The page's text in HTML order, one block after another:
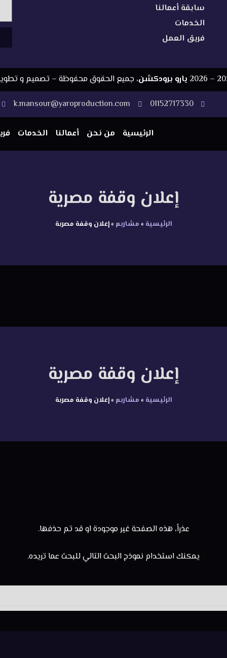
سابقة أعمالنا
الخدمات
فريق العمل
2026 يارو برودكشن، جميع الحقوق محفوظة – تصميم و
01152717330
k.mansour@yaroproduction.com
الرئيسية من نحن أعمالنا الخدمات
إعلان وقفة مصرية
الرئيسية »مشاريع »إعلان وقفة مصرية
إعلان وقفة مصرية
الرئيسية »مشاريع »إعلان وقفة مصرية
عذراً، هذه الصفحة غير موجودة او قد تم حذفها.
يمكنك استخدام نموذج البحث التالي للبحث عما تريده.